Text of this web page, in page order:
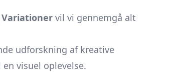
vil vi gennemgå alt
udforskning af kreative
visuel oplevelse.